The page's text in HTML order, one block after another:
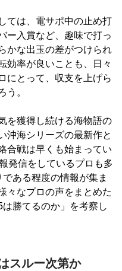
ては、電サポ中の止め打
ー入賞など、趣味で打っ
かな出玉の差がつけられ
効率が良いことも、日々
にとって、収支を上げら
う。
を獲得し続ける海物語の
沖海シリーズの最新作と
合戦は早くも始まってい
発信をしているプロも多
ある程度の情報が集ま
々なプロの声をまとめた
勝てるのか」を考察し
スルー次第か